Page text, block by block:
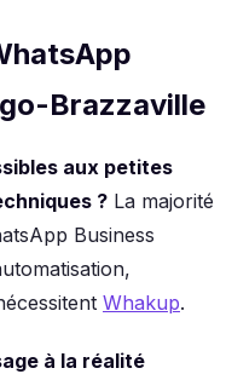
Brazzaville
aux petites
? La majorité
Business
Whakup.
à la réalité